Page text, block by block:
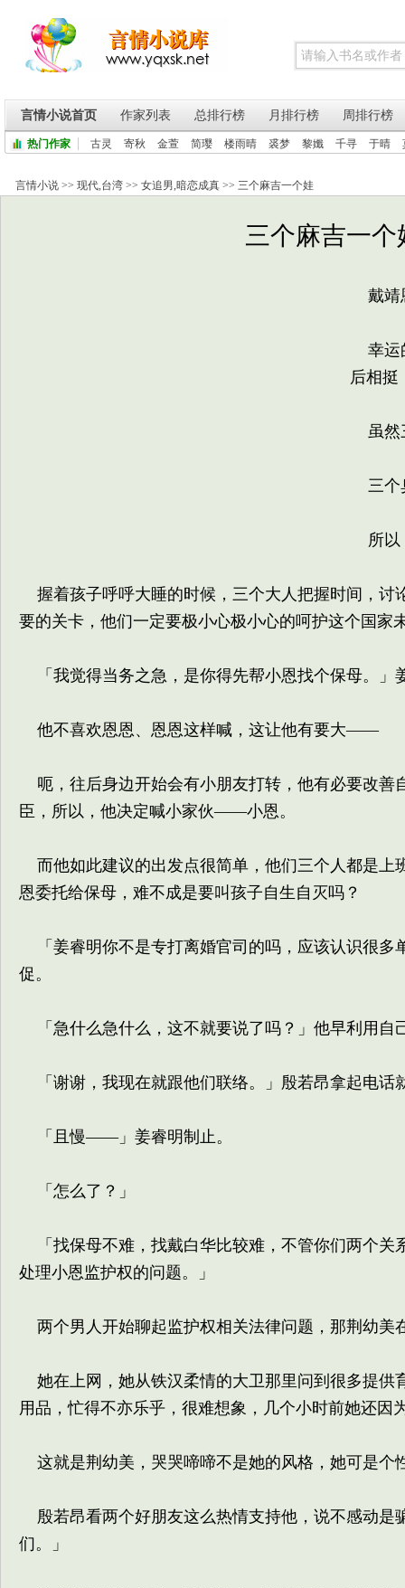
言情小说首页 作家列表 总排行榜 月排行榜 周排行榜
热门作家 古灵 寄秋 金萱 简璎 楼雨晴 裘梦 黎孅 千寻 于晴
言情小说 >> 现代,台湾 >> 女追男,暗恋成真 >> 三个麻吉一个娃
三个麻吉一个
戴靖
幸运
后相挺
虽然
三个
所以
握着孩子呼呼大睡的时候，三个大人把握时间，讨
要的关卡，他们一定要极小心极小心的呵护这个国家
「我觉得当务之急，是你得先帮小恩找个保母。」
他不喜欢恩恩、恩恩这样喊，这让他有要大——
呃，往后身边开始会有小朋友打转，他有必要改善
臣，所以，他决定喊小家伙——小恩。
而他如此建议的出发点很简单，他们三个人都是上
恩委托给保母，难不成是要叫孩子自生自灭吗？
「姜睿明你不是专打离婚官司的吗，应该认识很多
促。
「急什么急什么，这不就要说了吗？」他早利用自
「谢谢，我现在就跟他们联络。」殷若昂拿起电话
「且慢——」姜睿明制止。
「怎么了？」
「找保母不难，找戴白华比较难，不管你们两个关
处理小恩监护权的问题。」
两个男人开始聊起监护权相关法律问题，那荆幼美
她在上网，她从铁汉柔情的大卫那里问到很多提供
用品，忙得不亦乐乎，很难想象，几个小时前她还因
这就是荆幼美，哭哭啼啼不是她的风格，她可是个
殷若昂看两个好朋友这么热情支持他，说不感动
们。」